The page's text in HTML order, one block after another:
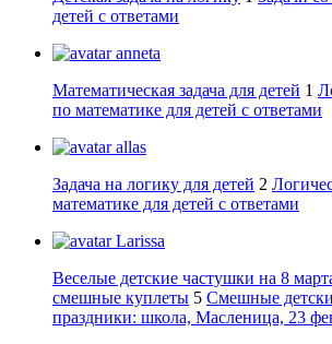
детей с ответами
anneta
Математическая задача для детей 1
по математике для детей с ответами
allas
Задача на логику для детей 2
математике для детей с ответами
Larissa
Веселые детские частушки на 8
смешные куплеты 5 Смешные
праздники: школа, Масленица, 23